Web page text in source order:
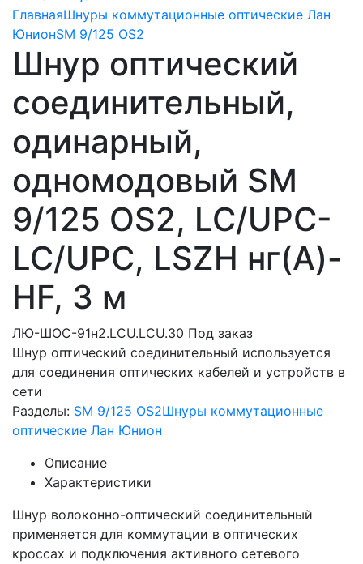
ГлавнаяШнуры коммутационные оптические Лан
ЮнионSM 9/125 OS2
Шнур оптический
соединительный,
одинарный,
одномодовый SM
9/125 OS2, LC/UPC-
LC/UPC, LSZH нг(A)-
HF, 3 м
ЛЮ-ШОС-91н2.LCU.LCU.30 Под заказ
Шнур оптический соединительный используется
для соединения оптических кабелей и устройств в
сети
Разделы: SM 9/125 OS2Шнуры коммутационные
оптические Лан Юнион
Описание
Характеристики
Шнур волоконно-оптический соединительный
применяется для коммутации в оптических
кроссах и подключения активного сетевого